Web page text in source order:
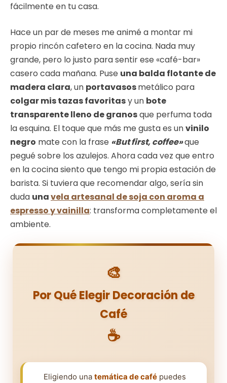
fácilmente en tu casa.
Hace un par de meses me animé a montar mi
propio rincón cafetero en la cocina. Nada muy
grande, pero lo justo para sentir ese «café-bar»
casero cada mañana. Puse una balda flotante de
madera clara, un portavasosmetálico para
colgar mis tazas favoritasy un bote
transparente lleno de granosque perfuma toda
la esquina. El toque que más me gusta es unvinilo
negro mate con la frase «But first, coffee»que
pegué sobre los azulejos. Ahora cada vez que entro
en la cocina siento que tengo mi propia estación de
barista. Si tuviera que recomendar algo, sería sin
duda unavela artesanal de soja con aroma a
espresso y vainilla: transforma completamente el
ambiente.
🎨
Por Qué Elegir Decoración de
Café
☕
Eligiendo una temática de café puedes